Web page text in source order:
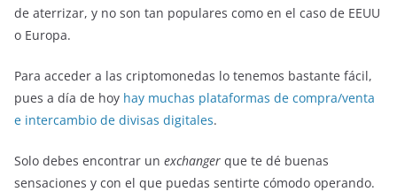
de aterrizar, y no son tan populares como en el caso de EEUU
o Europa.
Para acceder a las criptomonedas lo tenemos bastante fácil,
pues a día de hoy hay muchas plataformas de compra/venta
e intercambio de divisas digitales.
Solo debes encontrar un exchanger que te dé buenas
sensaciones y con el que puedas sentirte cómodo operando.